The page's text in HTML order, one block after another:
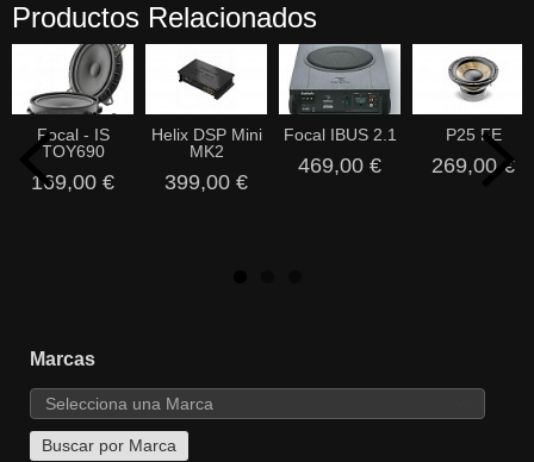
Marcas
Productos Relacionados
Focal - IS
TOY690
169,00 €
Helix DSP Mini
MK2
399,00 €
Focal IBUS 2.1
469,00 €
P25 FE
269,00 €